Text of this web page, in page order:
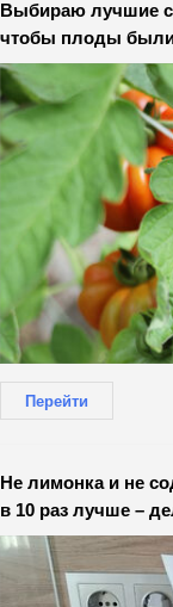
Выбираю лучшие
чтобы плоды были
Перейти
Не лимонка и не
в 10 раз лучше –